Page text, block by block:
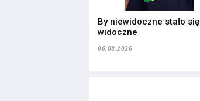
By niewidoczne stało się
widoczne
06.08.2026